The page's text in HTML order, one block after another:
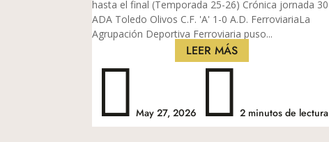
hasta el final (Temporada 25-26) Crónica jornada 30
ADA Toledo Olivos C.F. 'A' 1-0 A.D. Ferroviaria​​​​​La
Agrupación Deportiva Ferroviaria puso...
LEER MÁS
May 27, 2026 2 minutos de lectura